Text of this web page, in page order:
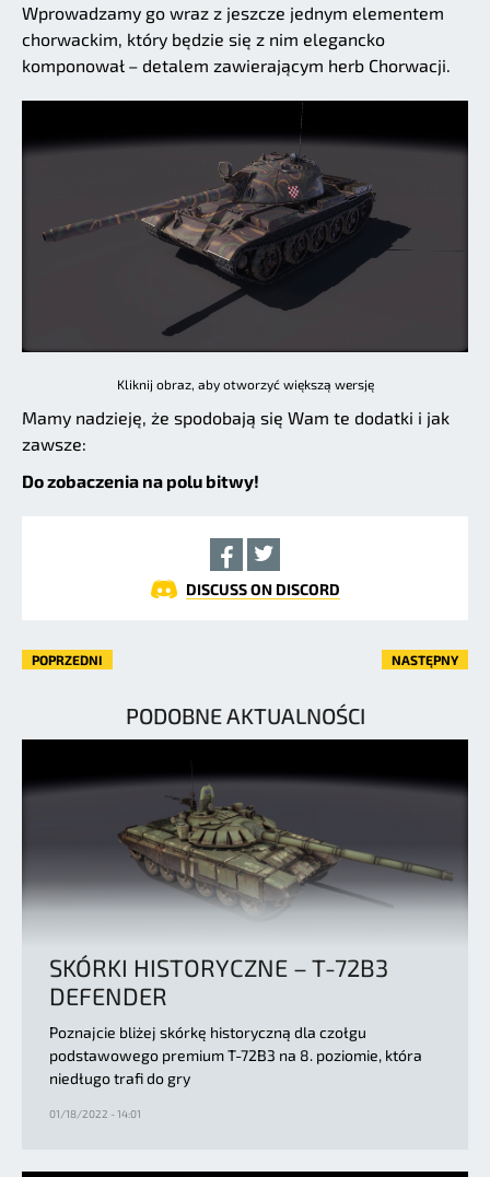
Wprowadzamy go wraz z jeszcze jednym elementem
chorwackim, który będzie się z nim elegancko
komponował – detalem zawierającym herb Chorwacji.
Kliknij obraz, aby otworzyć większą wersję
Mamy nadzieję, że spodobają się Wam te dodatki i jak
zawsze:
Do zobaczenia na polu bitwy!
DISCUSS ON DISCORD
POPRZEDNI NASTĘPNY
PODOBNE AKTUALNOŚCI
SKÓRKI HISTORYCZNE – T-72B3
DEFENDER
Poznajcie bliżej skórkę historyczną dla czołgu
podstawowego premium T-72B3 na 8. poziomie, która
niedługo trafi do gry
01/18/2022 - 14:01